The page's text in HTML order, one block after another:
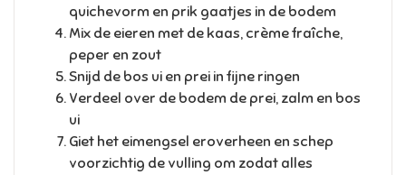
quichevorm en prik gaatjes in de bodem
Mix de eieren met de kaas, crème fraîche,
peper en zout
Snijd de bos ui en prei in fijne ringen
Verdeel over de bodem de prei, zalm en bos
ui
Giet het eimengsel eroverheen en schep
voorzichtig de vulling om zodat alles